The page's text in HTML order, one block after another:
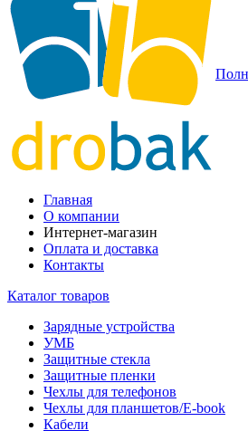
Главная
О компании
Интернет-магазин
Оплата и доставка
Контакты
Каталог товаров
Зарядные устройства
УМБ
Защитные стекла
Защитные пленки
Чехлы для телефонов
Чехлы для планшетов/E-book
Кабели